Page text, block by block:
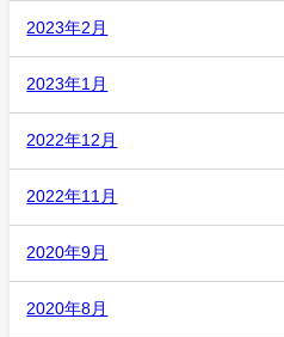
2023年2月
2023年1月
2022年12月
2022年11月
2020年9月
2020年8月